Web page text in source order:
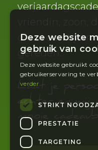
vriendin, zoon,
die al een tijd
gereden.
Laat je
achter en wij
mooie
Deze website
gebruik van
Deze website gebruikt
gebruikerservaring te
verder
STRIKT
PRESTATIE
TARGETING